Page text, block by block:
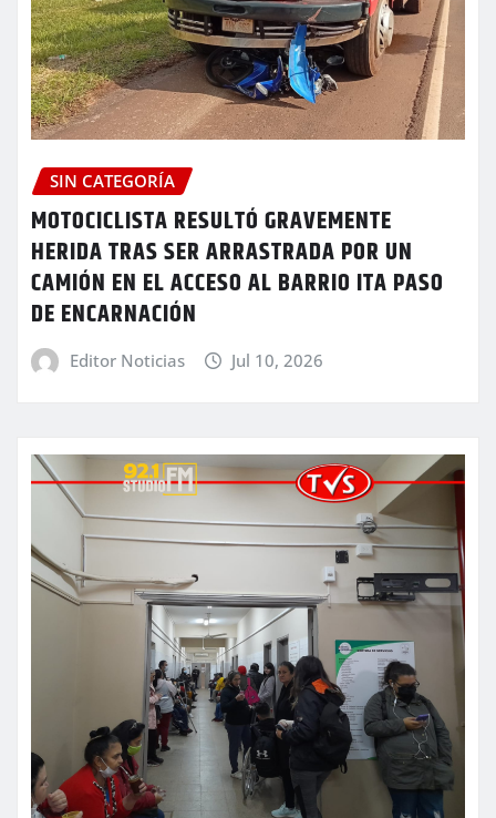
SIN CATEGORÍA
MOTOCICLISTA RESULTÓ GRAVEMENTE
HERIDA TRAS SER ARRASTRADA POR UN
CAMIÓN EN EL ACCESO AL BARRIO ITA PASO
DE ENCARNACIÓN
Editor Noticias Jul 10, 2026